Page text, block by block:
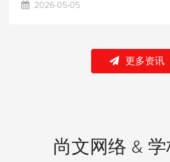
2026-05-05
更多资讯
尚文网络 &